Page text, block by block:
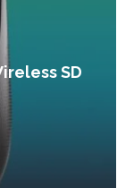
SD